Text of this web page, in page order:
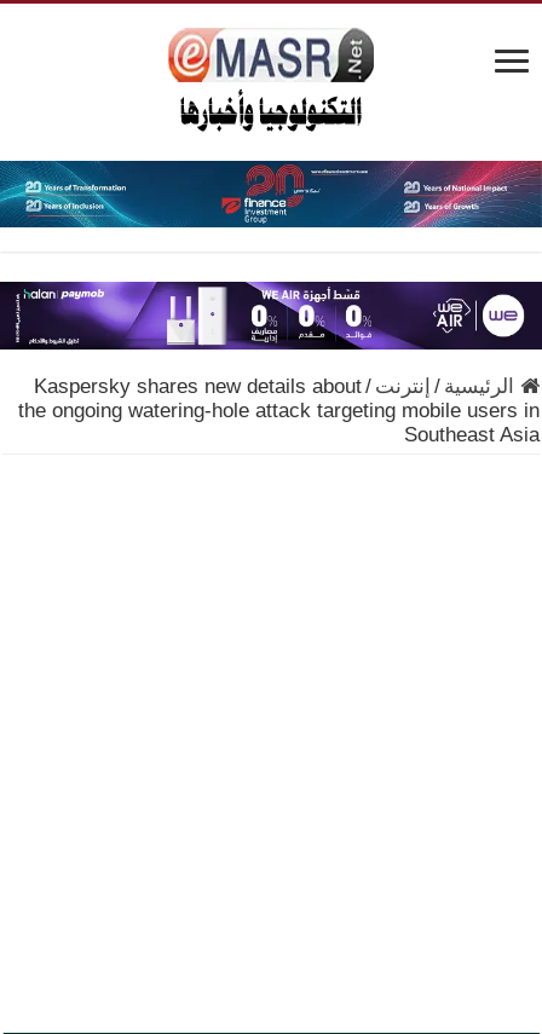
الرئيسية / إنترنت /
Kaspersky shares new details about
the ongoing watering-hole attack targeting mobile users in
Southeast Asia